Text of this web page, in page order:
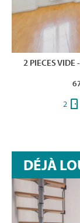
2
2 PIECES
DÉJÀ